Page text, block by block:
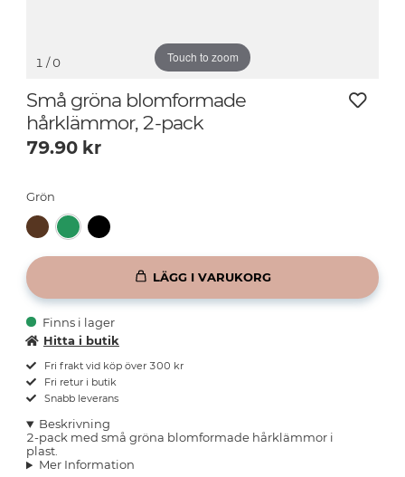
Touch to zoom
1 / 0
Små gröna blomformade
hårklämmor, 2-pack
79.90 kr
Grön
LÄGG I VARUKORG
Finns i lager
Hitta i butik
Fri frakt vid köp över 300 kr
Fri retur i butik
Snabb leverans
Beskrivning
2-pack med små gröna blomformade hårklämmor i
plast.
Mer Information